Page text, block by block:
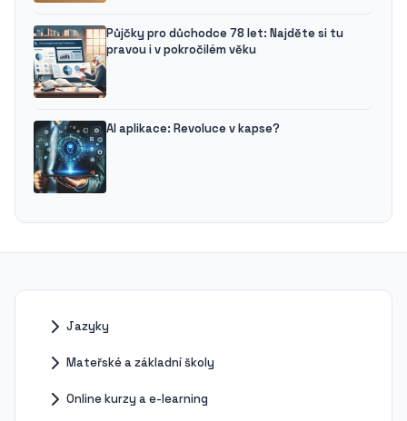
Půjčky pro důchodce 78 let: Najděte si tu
pravou i v pokročilém věku
AI aplikace: Revoluce v kapse?
Jazyky
Mateřské a základní školy
Online kurzy a e-learning